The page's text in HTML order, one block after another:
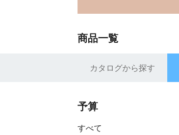
商品一覧
カタログから探す
予算
すべて